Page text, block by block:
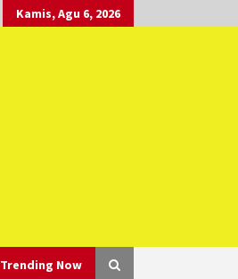
Kamis, Agu 6, 2026
Trending Now